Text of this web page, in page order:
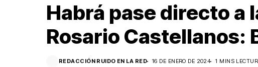
Habrá pase directo a
Rosario Castellanos:
REDACCIÓN RUIDO EN LA RED 16 DE ENERO DE 2024 1 MINS